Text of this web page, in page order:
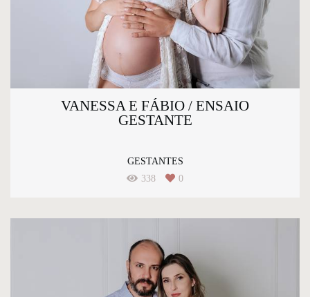
VANESSA E FÁBIO / ENSAIO
GESTANTE
GESTANTES
338
0